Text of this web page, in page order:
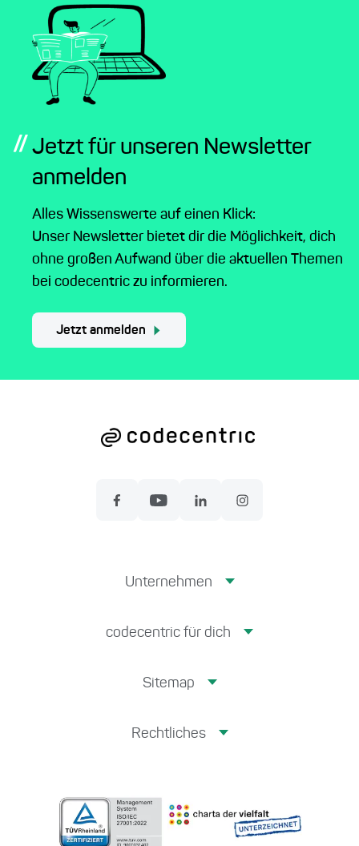
// Jetzt für unseren Newsletter
anmelden
Alles Wissenswerte auf einen Klick:
Unser Newsletter bietet dir die Möglichkeit, dich
ohne großen Aufwand über die aktuellen Themen
bei codecentric zu informieren.
Jetzt anmelden
Unternehmen
codecentric für dich
Sitemap
Rechtliches